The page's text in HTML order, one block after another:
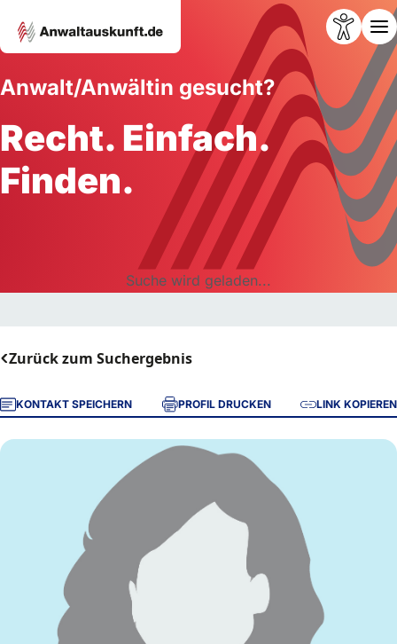
Anwalt/Anwältin gesucht?
Recht. Einfach.
Finden.
Suche wird geladen...
Zurück zum Suchergebnis
KONTAKT SPEICHERN PROFIL DRUCKEN LINK KOPIEREN